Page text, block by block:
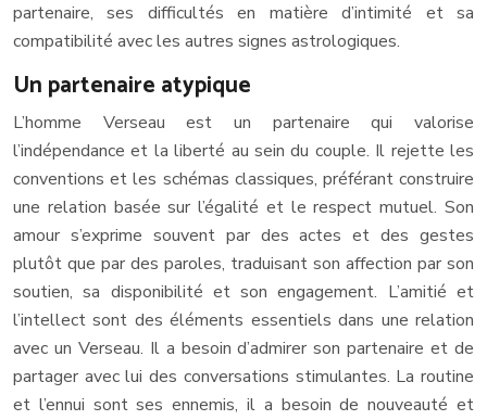
partenaire, ses difficultés en matière d’intimité et sa
compatibilité avec les autres signes astrologiques.
Un partenaire atypique
L’homme Verseau est un partenaire qui valorise
l’indépendance et la liberté au sein du couple. Il rejette les
conventions et les schémas classiques, préférant construire
une relation basée sur l’égalité et le respect mutuel. Son
amour s’exprime souvent par des actes et des gestes
plutôt que par des paroles, traduisant son affection par son
soutien, sa disponibilité et son engagement. L’amitié et
l’intellect sont des éléments essentiels dans une relation
avec un Verseau. Il a besoin d’admirer son partenaire et de
partager avec lui des conversations stimulantes. La routine
et l’ennui sont ses ennemis, il a besoin de nouveauté et